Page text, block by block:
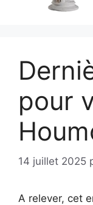
pour
14 juillet 2025
A relever, cet